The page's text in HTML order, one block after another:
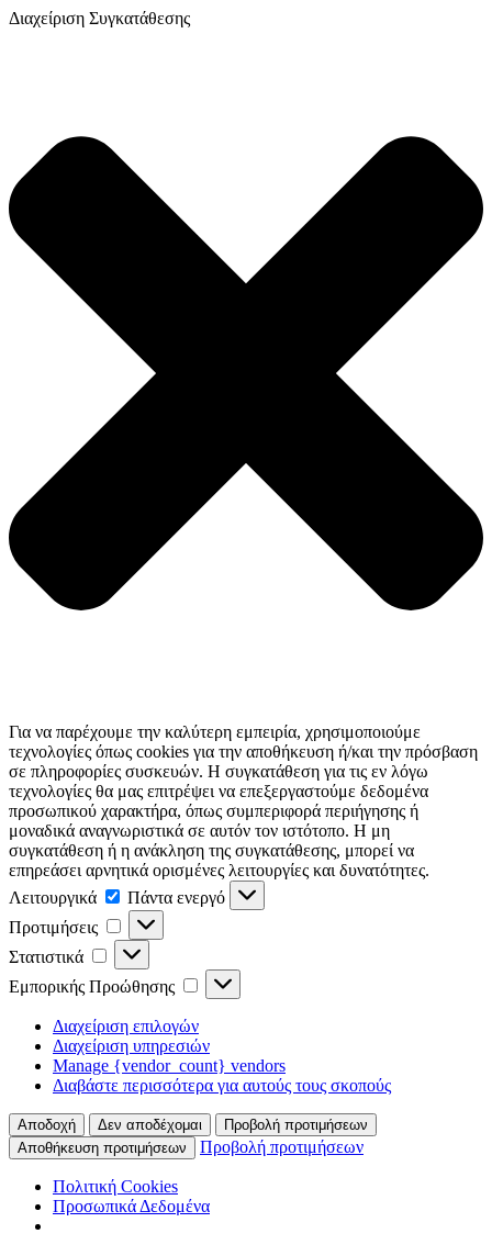
Διαχείριση Συγκατάθεσης
Για να παρέχουμε την καλύτερη εμπειρία, χρησιμοποιούμε
τεχνολογίες όπως cookies για την αποθήκευση ή/και την πρόσβαση
σε πληροφορίες συσκευών. Η συγκατάθεση για τις εν λόγω
τεχνολογίες θα μας επιτρέψει να επεξεργαστούμε δεδομένα
προσωπικού χαρακτήρα, όπως συμπεριφορά περιήγησης ή
μοναδικά αναγνωριστικά σε αυτόν τον ιστότοπο. Η μη
συγκατάθεση ή η ανάκληση της συγκατάθεσης, μπορεί να
επηρεάσει αρνητικά ορισμένες λειτουργίες και δυνατότητες.
Λειτουργικά
Λειτουργικά
Πάντα ενεργό
Προτιμήσεις
Προτιμήσεις
Στατιστικά Στατιστικά
Εμπορικής Προώθησης
Εμπορικής
Προώθησης
Διαχείριση επιλογών
Διαχείριση υπηρεσιών
Manage {vendor_count} vendors
Διαβάστε περισσότερα για αυτούς τους σκοπούς
Αποδοχή Δεν αποδέχομαι
Προβολή προτιμήσεων
Αποθήκευση προτιμήσεων
Προβολή προτιμήσεων
Πολιτική Cookies
Προσωπικά Δεδομένα